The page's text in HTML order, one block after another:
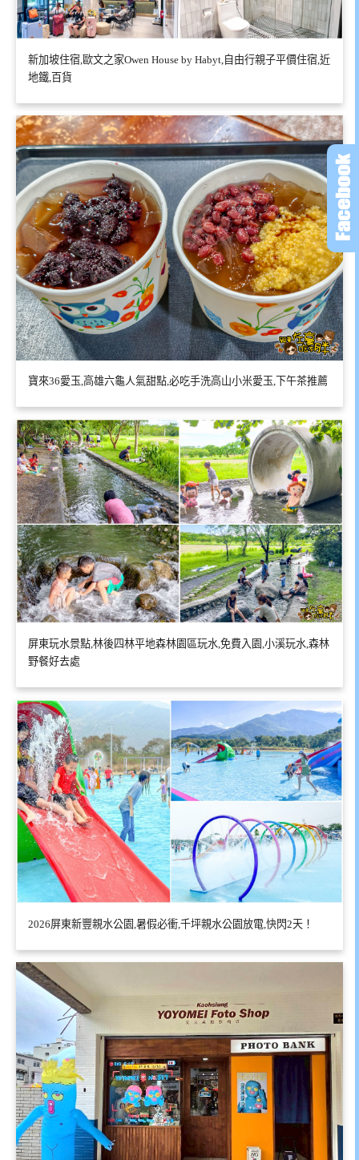
新加坡住宿,歐文之家Owen House by Habyt,自由行親子平價住宿,近
地鐵,百貨
寶來36愛玉,高雄六龜人氣甜點,必吃手洗高山小米愛玉,下午茶推薦
屏東玩水景點,林後四林平地森林園區玩水,免費入園,小溪玩水,森林
野餐好去處
2026屏東新豐親水公園,暑假必衝,千坪親水公園放電,快閃2天！